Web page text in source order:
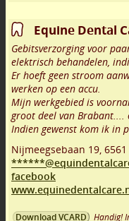
Equine Dental
Gebitsverzorging voor
elektrisch behandelen,
Er hoeft geen stroom
werken op een accu.
Mijn werkgebied is
groot deel van Brabant....
Indien gewenst kom ik in
Nijmeegsebaan 19 6561
facebook
Download VCARD Handig!